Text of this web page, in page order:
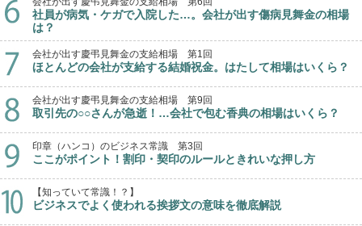
社員が病気・ケガで入院した…。会社が出す傷病見舞金の相場
は？
会社が出す慶弔見舞金の支給相場 第1回
ほとんどの会社が支給する結婚祝金。はたして相場はいくら？
会社が出す慶弔見舞金の支給相場 第9回
取引先の○○さんが急逝！…会社で包む香典の相場はいくら？
印章（ハンコ）のビジネス常識 第3回
ここがポイント！割印・契印のルールときれいな押し方
【知っていて常識！？】
ビジネスでよく使われる挨拶文の意味を徹底解説